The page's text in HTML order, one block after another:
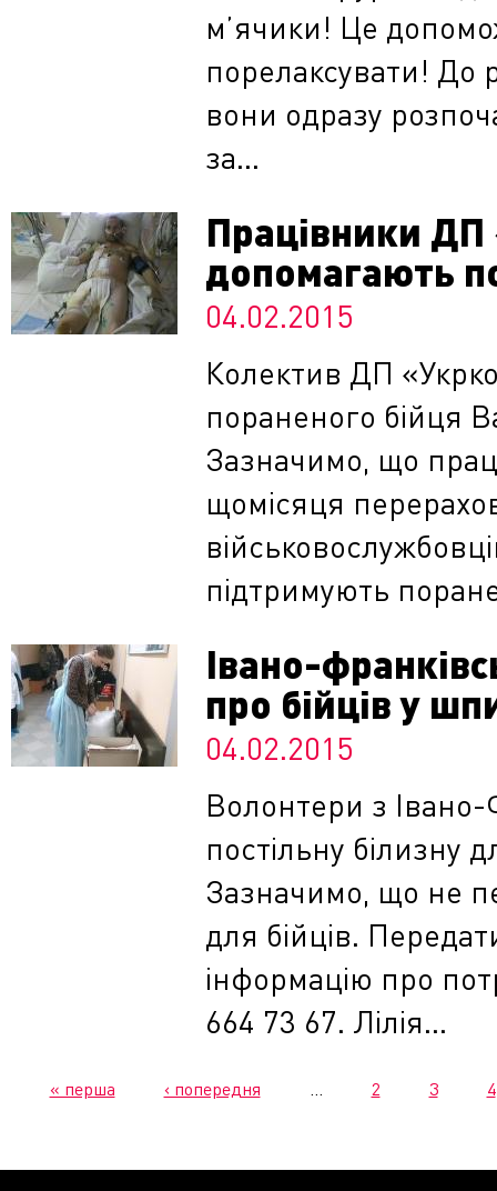
м’ячики! Це
порелаксувати! До
вони одразу
за...
Працівники ДП
допомагають
04.02.2015
Колектив ДП
пораненого бійця
Зазначимо, що
щомісяця
підтримують
Івано-
про бійців у
04.02.2015
Волонтери з
постільну білизну
Зазначимо, що не
для бійців.
інформацію про
664 73 67. Лілія...
« перша ‹ попередня 2 3 4